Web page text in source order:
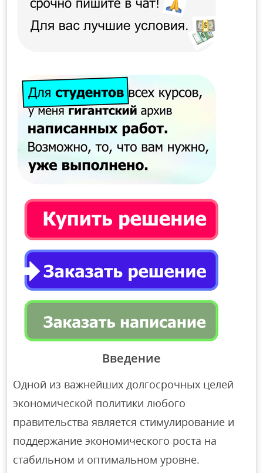
Введение
Одной из важнейших долгосрочных целей
экономической политики любого
правительства является стимулирование и
поддержание экономического роста на
стабильном и оптимальном уровне.